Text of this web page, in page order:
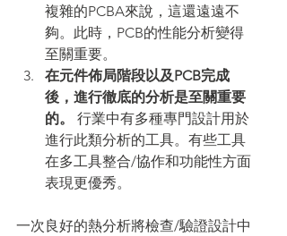
複雜的PCBA來說，這還遠遠不
夠。此時，PCB的性能分析變得
至關重要。
在元件佈局階段以及PCB完成
後，進行徹底的分析是至關重要
的。 行業中有多種專門設計用於
進行此類分析的工具。有些工具
在多工具整合/協作和功能性方面
表現更優秀。
一次良好的熱分析將檢查/驗證設計中